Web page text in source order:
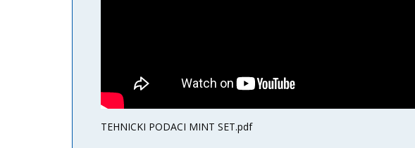
TEHNICKI PODACI MINT SET.pdf